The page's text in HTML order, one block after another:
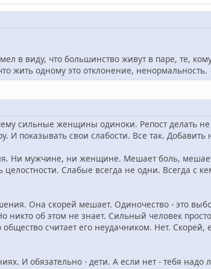
в виду, что большинство живут в паре, те,
жить одному это отклонение, ненормальность.
сильные женщины одиноки. Репост делать
И показывать свои слабости. Все так. Добавить
Ни мужчине, ни женщине. Мешает боль,
Слабые всегда не одни. Всегда с
Она скорей мешает. Одиночество - это
об этом не знает. Сильный человек
считает его неудачником. Нет.
И обязательно - дети. А если нет - тебя